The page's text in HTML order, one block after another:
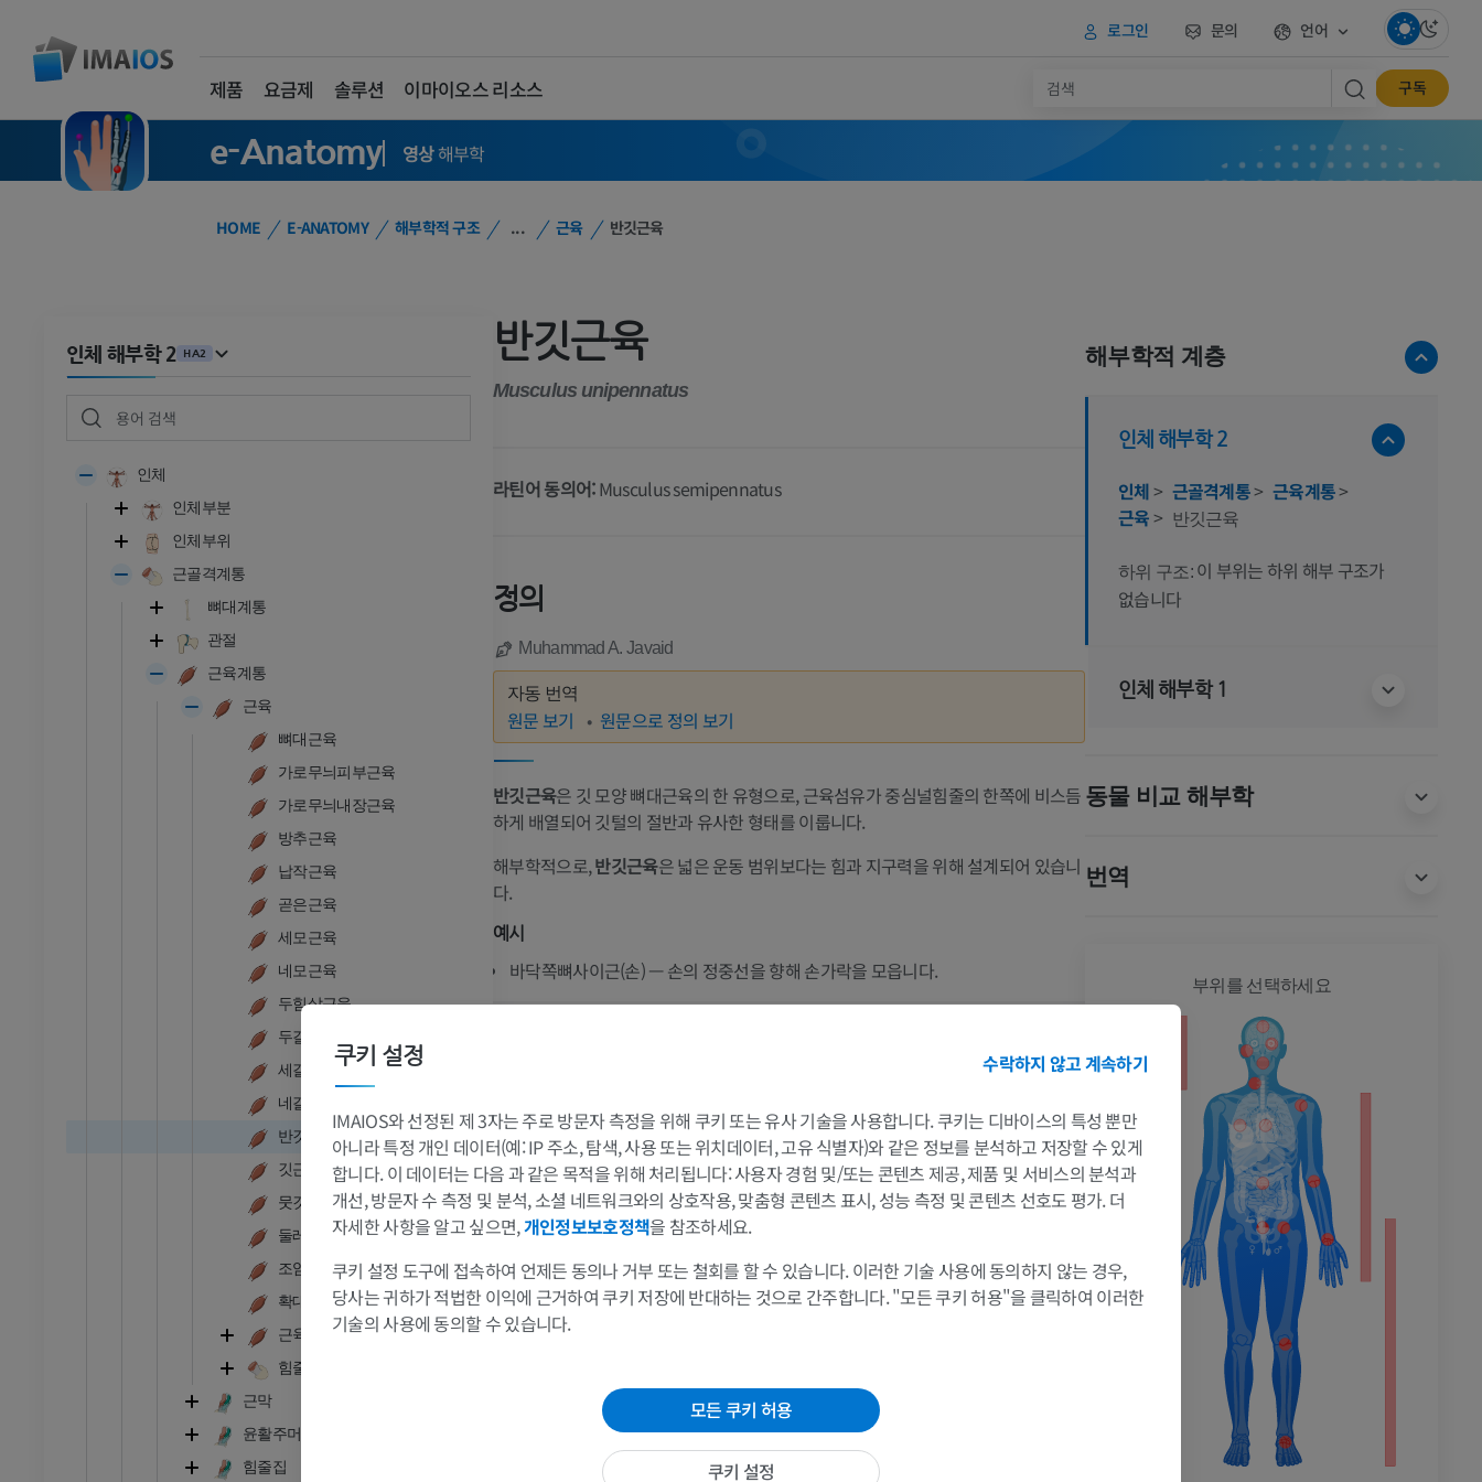
로그인 문의 언어
제품 요금제 솔루션 이마이오스 리소스 구독
e-Anatomy 영상해부학
HOME E-ANATOMY 해부학적 구조 ... 근육 반깃근육
인체 해부학 2 HA2
인체
인체부분
인체부위
근골격계통
뼈대계통
관절
근육계통
근육
뼈대근육
가로무늬피부근육
가로무늬내장근육
방추근육
납작근육
곧은근육
세모근육
네모근육
두힘살근육
두갈래근육
세갈래근육
네갈래근육
반깃근육
깃근육
뭇깃근육
둘레근육
조임근육
확대근육
근육
힘줄
근막
윤활주머니
힘줄집
반깃근육
Musculus unipennatus
라틴어 동의어:Musculus semipennatus
정의
Muhammad A. Javaid
자동 번역
원문 보기 원문으로 정의 보기
반깃근육은 깃 모양 뼈대근육의 한 유형으로, 근육섬유가 중심널힘줄의 한쪽에 비스듬
하게 배열되어 깃털의 절반과 유사한 형태를 이룹니다.
해부학적으로,반깃근육은 넓은 운동 범위보다는 힘과 지구력을 위해 설계되어 있습니
다.
예시
바닥쪽뼈사이근(손) — 손의 정중선을 향해 손가락을 모읍니다.
참고문헌
Gray, H. (2016)Gray’s anatomy the anatomical basis of clinical practice. 41st edition. Edited by S.
Standring. New York: Elsevier.
해부학적 계층
인체 해부학 2
인체> 근골격계통> 근육계통>
근육> 반깃근육
하위 구조: 이 부위는 하위 해부 구조가
없습니다
인체 해부학 1
동물 비교 해부학
번역
발목 - 발
발목 MRI
MRI
프리미엄
발앞부 MRI
MRI
프리미엄
다리 MRI
MRI
프리미엄
다리 방사선 촬영
팔
어깨 MRI
MRI
프리미엄
손목 MRI
MRI
팔꿈치 MRI
프리미엄
다리
다리 방사선 촬영
방사선 사진
무료
다리 MRI
MRI
부위를 선택하세요
쿠키 설정 수락하지 않고 계속하기
IMAIOS와 선정된 제 3자는 주로 방문자 측정을 위해 쿠키 또는 유사 기술을 사용합니다. 쿠키는 디바이스의 특성 뿐만
아니라 특정 개인 데이터(예: IP 주소, 탐색, 사용 또는 위치데이터, 고유 식별자)와 같은 정보를 분석하고 저장할 수 있게
합니다. 이 데이터는 다음 과 같은 목적을 위해 처리됩니다: 사용자 경험 및/또는 콘텐츠 제공, 제품 및 서비스의 분석과
개선, 방문자 수 측정 및 분석, 소셜 네트워크와의 상호작용, 맞춤형 콘텐츠 표시, 성능 측정 및 콘텐츠 선호도 평가. 더
자세한 사항을 알고 싶으면,개인정보보호정책을 참조하세요.
쿠키 설정 도구에 접속하여 언제든 동의나 거부 또는 철회를 할 수 있습니다. 이러한 기술 사용에 동의하지 않는 경우,
당사는 귀하가 적법한 이익에 근거하여 쿠키 저장에 반대하는 것으로 간주합니다. "모든 쿠키 허용"을 클릭하여 이러한
기술의 사용에 동의할 수 있습니다.
모든 쿠키 허용
쿠키 설정